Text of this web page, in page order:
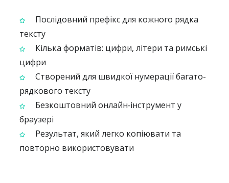
Послідовний префікс для кожного рядка
тексту
Кілька форматів: цифри, літери та римські
цифри
Створений для швидкої нумерації багато­
рядкового тексту
Безкоштовний онлайн‑інструмент у
браузері
Результат, який легко копіювати та
повторно використовувати